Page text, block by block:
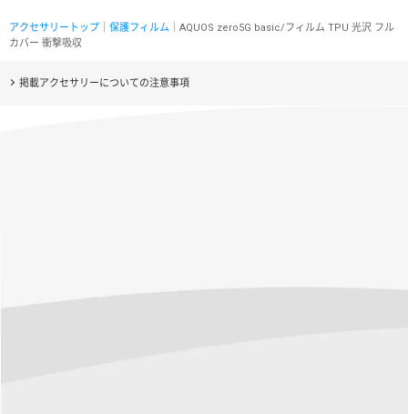
アクセサリートップ 保護フィルム ｜AQUOS zero5G basic/フィルム TPU 光沢 フル
カバー 衝撃吸収
掲載アクセサリーについての注意事項